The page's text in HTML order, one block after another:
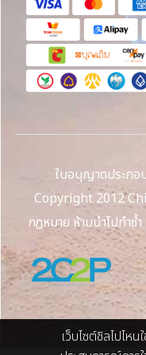
ใบอนุญาตประกอ
Copyright 2012
กฎหมาย ห้ามนำไปทำ
เว็บไซต์ชิลไปไหน